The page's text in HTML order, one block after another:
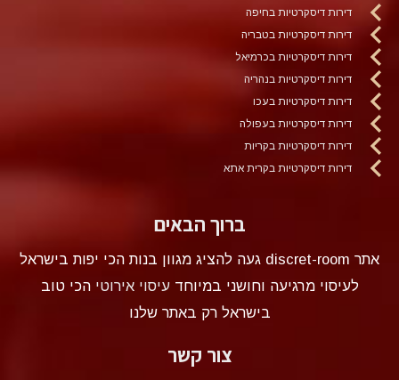
דירות דיסקרטיות בחיפה
דירות דיסקרטיות בטבריה
דירות דיסקרטיות בכרמיאל
דירות דיסקרטיות בנהריה
דירות דיסקרטיות בעכו
דירות דיסקרטיות בעפולה
דירות דיסקרטיות בקריות
דירות דיסקרטיות בקרית אתא
ברוך הבאים
אתר discret-room געה להציג מגוון בנות הכי יפות בישראל
לעיסוי מרגיעה וחושני במיוחדעיסוי אירוטי הכי טוב
בישראל רק באתר שלנו
צור קשר